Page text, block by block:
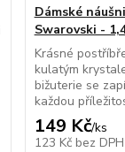
Dámské
Swarovski -
Krásné
kulatým
bižuterie se
každou
149 Kč/ks
123 Kč bez DPH